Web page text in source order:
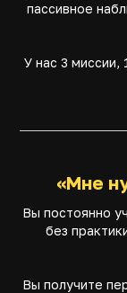
пассивное
У нас 3 миссии,
«Мне
Вы постоянно
без
Вы получите